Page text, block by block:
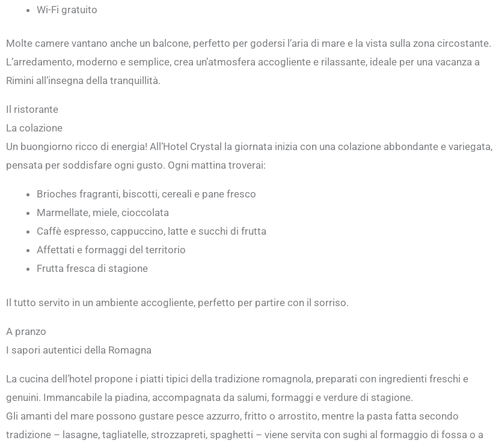
Wi-Fi gratuito
Molte camere vantano anche un balcone, perfetto per godersi l’aria di mare e la vista sulla zona circostante.
L’arredamento, moderno e semplice, crea un’atmosfera accogliente e rilassante, ideale per una vacanza a
Rimini all’insegna della tranquillità.
Il ristorante
La colazione
Un buongiorno ricco di energia! All’Hotel Crystal la giornata inizia con una colazione abbondante e variegata,
pensata per soddisfare ogni gusto. Ogni mattina troverai:
Brioches fragranti, biscotti, cereali e pane fresco
Marmellate, miele, cioccolata
Caffè espresso, cappuccino, latte e succhi di frutta
Affettati e formaggi del territorio
Frutta fresca di stagione
Il tutto servito in un ambiente accogliente, perfetto per partire con il sorriso.
A pranzo
I sapori autentici della Romagna
La cucina dell’hotel propone i piatti tipici della tradizione romagnola, preparati con ingredienti freschi e
genuini. Immancabile la piadina, accompagnata da salumi, formaggi e verdure di stagione.
Gli amanti del mare possono gustare pesce azzurro, fritto o arrostito, mentre la pasta fatta secondo
tradizione – lasagne, tagliatelle, strozzapreti, spaghetti – viene servita con sughi al formaggio di fossa o a